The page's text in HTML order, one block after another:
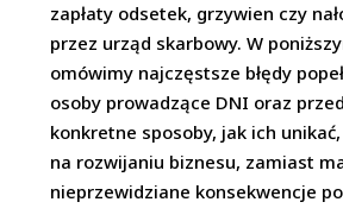
zapłaty odsetek, grzywien czy
przez urząd skarbowy. W
omówimy najczęstsze błędy
osoby prowadzące DNI oraz
konkretne sposoby, jak ich
na rozwijaniu biznesu, zamiast
nieprzewidziane konsekwencje